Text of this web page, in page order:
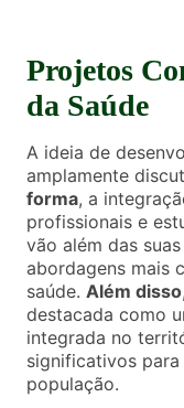
Projetos
da Saúde
A ideia de
amplamente
forma, a
profissionais e
vão além das
abordagens mais
saúde. Além disso
destacada como
integrada no
significativos
população.